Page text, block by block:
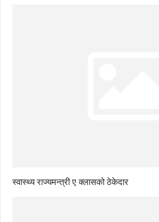
स्वास्थ्य राज्यमन्त्री ए क्लासको ठेकेदार